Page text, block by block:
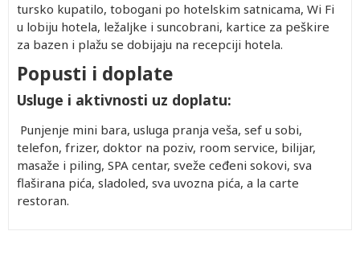
tursko kupatilo, tobogani po hotelskim satnicama, Wi Fi
u lobiju hotela, ležaljke i suncobrani, kartice za peškire
za bazen i plažu se dobijaju na recepciji hotela.
Popusti i doplate
Usluge i aktivnosti uz doplatu:
Punjenje mini bara, usluga pranja veša, sef u sobi,
telefon, frizer, doktor na poziv, room service, bilijar,
masaže i piling, SPA centar, sveže ceđeni sokovi, sva
flaširana pića, sladoled, sva uvozna pića, a la carte
restoran.